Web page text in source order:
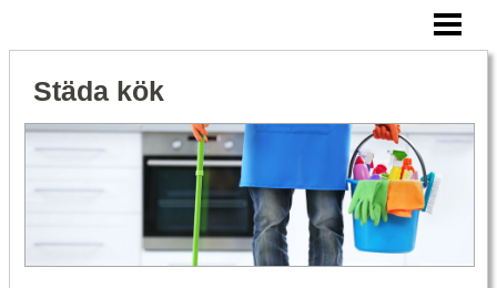
RENGÖRA KYLSKÅP
DÅLIG LUKT I KYLSKÅP
Städa kök